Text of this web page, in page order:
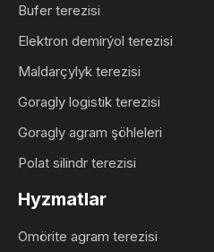
Bufer terezisi
Elektron demirýol terezisi
Maldarçylyk terezisi
Goragly logistik terezisi
Goragly agram şöhleleri
Polat silindr terezisi
Hyzmatlar
Omörite agram terezisi